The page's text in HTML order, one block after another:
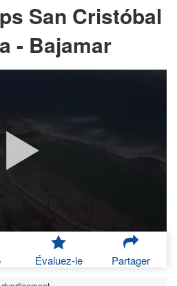
San Cristóbal
- Bajamar
Évaluez-le Partager